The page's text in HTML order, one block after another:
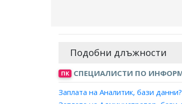
Подобни длъжности
ПК СПЕЦИАЛИСТИ ПО
Заплата на Аналитик, бази данни?